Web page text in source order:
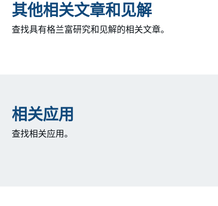
其他相关文章和见解
查找具有格兰富研究和见解的相关文章。
相关应用
查找相关应用。